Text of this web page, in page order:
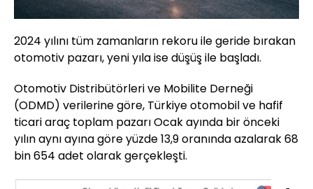
2024 yılını tüm zamanların rekoru ile geride bırakan
otomotiv pazarı, yeni yıla ise düşüş ile başladı.
Otomotiv Distribütörleri ve Mobilite Derneği
(ODMD) verilerine göre, Türkiye otomobil ve hafif
ticari araç toplam pazarı Ocak ayında bir önceki
yılın aynı ayına göre yüzde 13,9 oranında azalarak 68
bin 654 adet olarak gerçekleşti.